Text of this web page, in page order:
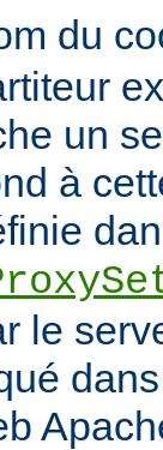
du
un
à
le